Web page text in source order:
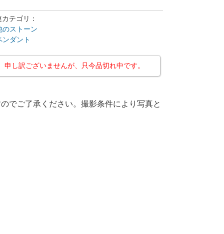
テゴリ：
のストーン
ンダント
申し訳ございませんが、只今品切れ中です。
でご了承ください。撮影条件により写真と